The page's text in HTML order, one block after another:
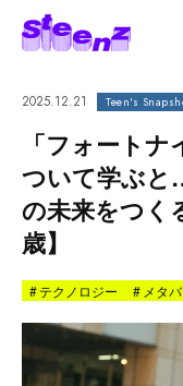
2025.12.21 Teen's
「フォート
ついて学ぶと
の未来をつく
歳】
#テクノロジー # メタ